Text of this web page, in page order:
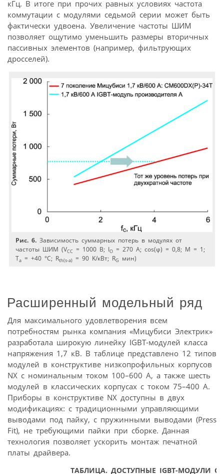
кГц. В итоге при прочих равных условиях частота
коммутации с модулями седьмой серии может быть
фактически удвоена. Увеличение частоты ШИМ
позволяет ощутимо уменьшить размеры вторичных
пассивных элементов (например, фильтрующих
дросселей).
Рис. 6. Зависимость суммарных потерь в модулях от
частоты ШИМ (VCC = 1000 В; IO = 270 A; cos(φ) = 0,8; M = 1;
Ta = +40 °C; Rth(s-a) = 90 K/кВт; RG мин)
Расширенный модельный ряд
Для максимального удовлетворения всем
потребностям рынка компания «Мицубиси Электрик»
разработала широкую линейку IGBT-модулей класса
напряжения 1,7 кВ. В таблице представлено 12 типов
модулей в конструктиве низкопрофильных корпусов
NX с номинальным током 100–600 А, а также шесть
модулей в классических корпусах с током 75–400 А.
Приборы в конструктиве NX доступны в двух
модификациях: с традиционными управляющими
выводами под пайку, с пружинными выводами (Press
Fit), не требующими пайки при сборке. Данная
технология позволяет ускорить монтаж печатной
платы драйвера.
ТАБЛИЦА. ДОСТУПНЫЕ IGBT-МОДУЛИ